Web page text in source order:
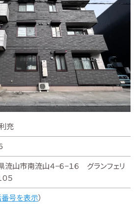
充
流山市南流山４−６−１６ グランフェリ
５
号を表示）